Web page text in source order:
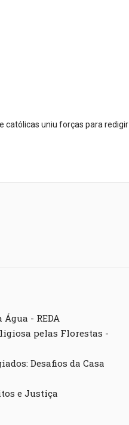
católicas uniu forças para redigir
Água - REDA
pelas Florestas -
Desafios da Casa
e Justiça